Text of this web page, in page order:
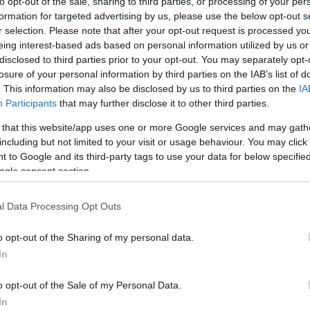
for targeted advertising by us, please use the below opt-out
selection. Please note that after your opt-out request is processed
interest-based ads based on personal information utilized by us
to third parties prior to your opt-out. You may separately
of your personal information by third parties on the IAB’s list of
This information may also be disclosed by us to third parties on the
Participants that may further disclose it to other third parties.
that this website/app uses one or more Google services and may
but not limited to your visit or usage behaviour. You may
to Google and its third-party tags to use your data for below
consent section.
Data Processing Opt Outs
opt-out of the Sharing of my personal data.
opt-out of the Sale of my Personal Data.
lakóház hosszanti falazata tegnap délután
az épületet körbeszalagozták. Mivel a ház
költöznie. Személyi sérülés az eset során nem